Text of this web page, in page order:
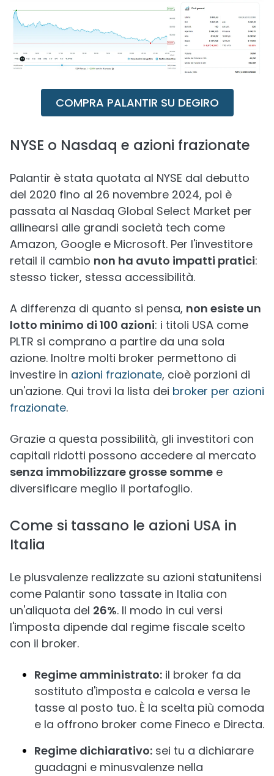
COMPRA PALANTIR SU DEGIRO
NYSE o Nasdaq e azioni frazionate
Palantir è stata quotata al NYSE dal debutto
del 2020 fino al 26 novembre 2024, poi è
passata al Nasdaq Global Select Market per
allinearsi alle grandi società tech come
Amazon, Google e Microsoft. Per l'investitore
retail il cambio non ha avuto impatti pratici:
stesso ticker, stessa accessibilità.
A differenza di quanto si pensa, non esiste un
lotto minimo di 100 azioni: i titoli USA come
PLTR si comprano a partire da una sola
azione. Inoltre molti broker permettono di
investire in azioni frazionate, cioè porzioni di
un'azione. Qui trovi la lista dei broker per azioni
frazionate.
Grazie a questa possibilità, gli investitori con
capitali ridotti possono accedere al mercato
senza immobilizzare grosse somme e
diversificare meglio il portafoglio.
Come si tassano le azioni USA in
Italia
Le plusvalenze realizzate su azioni statunitensi
come Palantir sono tassate in Italia con
un'aliquota del 26%. Il modo in cui versi
l'imposta dipende dal regime fiscale scelto
con il broker.
Regime amministrato: il broker fa da
sostituto d'imposta e calcola e versa le
tasse al posto tuo. È la scelta più comoda
e la offrono broker come Fineco e Directa.
Regime dichiarativo: sei tu a dichiarare
guadagni e minusvalenze nella